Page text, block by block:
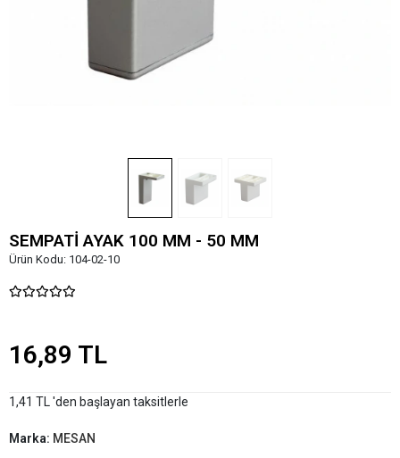
SEMPATİ AYAK 100 MM - 50 MM
Ürün Kodu: 104-02-10
16,89 TL
1,41 TL 'den başlayan taksitlerle
Marka: MESAN